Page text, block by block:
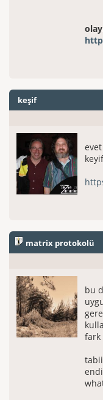
keşif
matrix protokolü
bu
fark